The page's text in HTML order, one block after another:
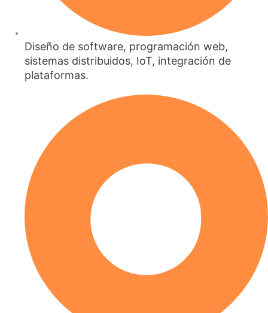
Diseño de software, programación web,
sistemas distribuidos, IoT, integración de
plataformas.